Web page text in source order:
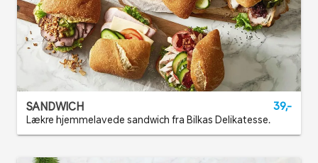
SANDWICH 39,-
Lækre hjemmelavede sandwich fra Bilkas Delikatesse.